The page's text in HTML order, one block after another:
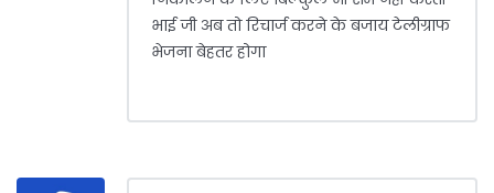
भाई जी अब तो रिचार्ज करने के बजाय टेलीग्राफ
भेजना बेहतर होगा